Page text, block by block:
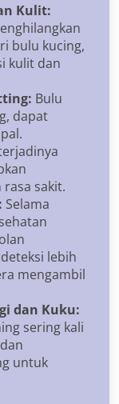
Kulit:
bulu kucing,
kulit dan
Bulu
dapat
sakit.
Selama
lebih
mengambil
dan Kuku:
sering kali
untuk